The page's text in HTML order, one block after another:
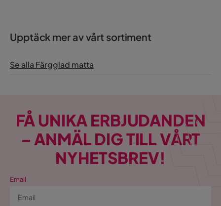
Upptäck mer av vårt sortiment
Se alla Färgglad matta
FÅ UNIKA ERBJUDANDEN
– ANMÄL DIG TILL VÅRT
NYHETSBREV!
Email